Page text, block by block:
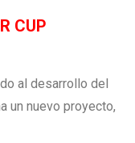
CUP
al desarrollo del
un nuevo proyecto,